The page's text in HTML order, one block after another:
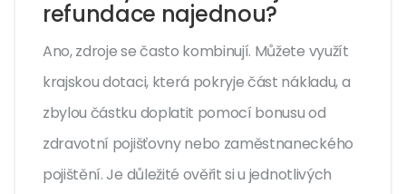
refundace najednou?
Ano, zdroje se často kombinují. Můžete využít
krajskou dotaci, která pokryje část nákladu, a
zbylou částku doplatit pomocí bonusu od
zdravotní pojišťovny nebo zaměstnaneckého
pojištění. Je důležité ověřit si u jednotlivých